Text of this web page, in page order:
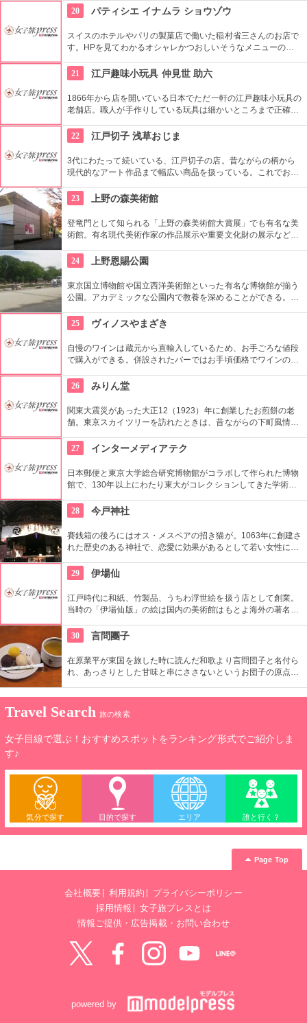
労される、驚きの芸に子供も大人も釘付けです！
20 パティシエ イナムラ ショウゾウ
スイスのホテルやパリの製菓店で働いた稲村省三さんのお店で
す。HPを見てわかるオシャレかつおしいそうなメニューの
を絶えません。
21 江戸趣味小玩具 仲見世 助六
1866年から店を開いている日本でただ一軒の江戸趣味小玩具の
老舗店。職人が手作りしている玩具は細かいところまで正確に
22
江戸切子 浅草おじま
3代にわたって続いている、江戸切子の店。昔ながらの柄から
現代的なアート作品まで幅広い商品を扱っている。これでお酒
引き出物などにも最適。特注品も承っている。
23 上野の森美術館
登竜門として知られる「上野の森美術館大賞展」でも有名な美
術館。有名現代美術作家の作品展示や重要文化財の展示など、
休めるのもいかが？
24 上野恩賜公園
東京国立博物館や国立西洋美術館といった有名な博物館が揃う
公園。アカデミックな公園内で教養を深めることができる。ま
25
ヴィノスやまざき
自慢のワインは蔵元から直輸入しているため、お手ごろな値段
で購入ができる。併設されたバーではお手頃価格でワインのテ
26
みりん堂
関東大震災があった大正12（1923）年に創業したお煎餅の老
舗。東京スカイツリーを訪れたときは、昔ながらの下町風情と
ではぬれ煎餅にアイスクリームをはさんだ「ぬれソフト」も人
気。
27 インターメディアテク
日本郵便と東京大学総合研究博物館がコラボして作られた博物
館で、130年以上にわたり東大がコレクションしてきた学術コ
ている。
28 今戸神社
賽銭箱の後ろにはオス・メスペアの招き猫が。1063年に創建さ
れた歴史のある神社で、恋愛に効果があるとして若い女性に人
購入してみては？
29 伊場仙
江戸時代に和紙、竹製品、うちわ浮世絵を扱う店として創業。
当時の「伊場仙版」の絵は国内の美術館はもとよ海外の著名美
などを取り扱っている。
30 言問團子
在原業平が東国を旅した時に読んだ和歌より言問団子と名付ら
れ、あっさりとした甘味と串にささないというお団子の原点を
の餡の３種類がある。
Travel Search 旅の検索
女子目線で選ぶ！おすすめスポットをランキング形式でご紹介しま
す♪
気分で探す 目的で探す エリア 誰と行く？
Page Top
会社概要 利用規約
プライバシーポリシー
採用情報
女子旅プレスとは
情報ご提供・広告掲載・お問い合わせ
powered by